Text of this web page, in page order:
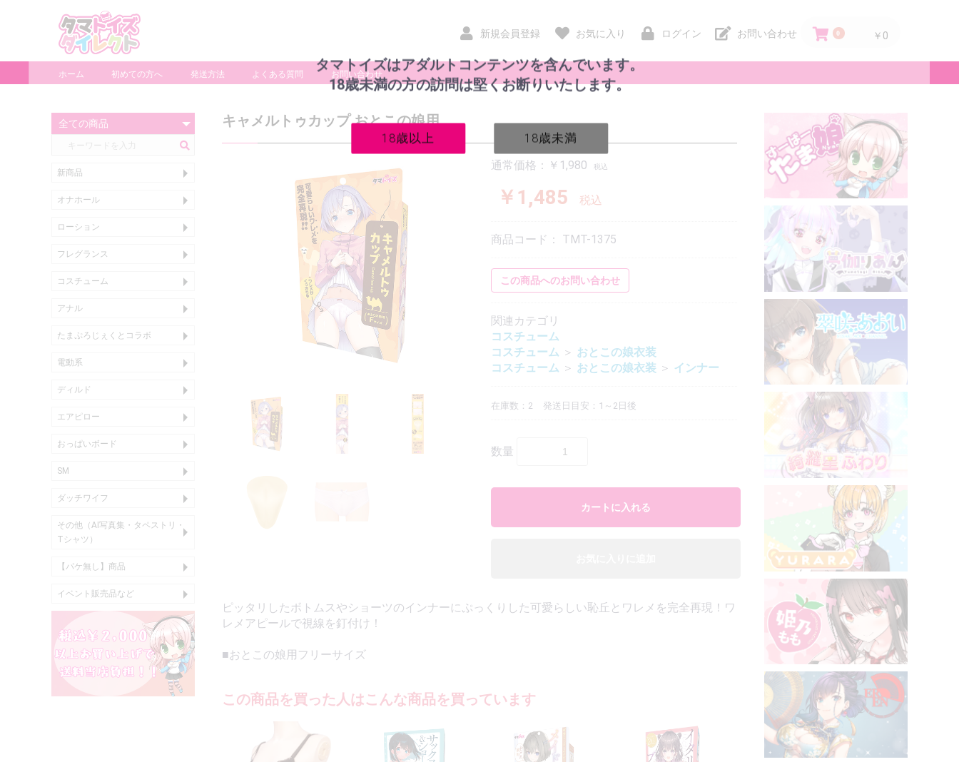
タマトイズはアダルトコンテンツを含んでいます。
18歳未満の方の訪問は堅くお断りいたします。
18歳以上 18歳未満
新規会員登録 お気に入り ログイン お問い合わせ 0 ￥0
ホーム 初めての方へ 発送方法 よくある質問 お問い合わせ
新商品
オナホール 小型、使い捨て、カップホール 非貫通
貫通
ローション
フレグランス
コスチューム ルームウェア
スポーツ系衣装
インナー
その他
アナル
たまぷろじぇくとコラボ
電動系
ディルド
エアピロー インサートエアピロー エアピロー本体
エアピロー用カバー
インサートエアピローDX エアピローDX本体
エアピローDX用カバー
ボディーピロー ボディーピロー本体
ボディーピロー用カバー
二股エアピロー 二股ピロー本体
二股ピロー用カバー
箱化エアピロー
インサートハグピロー ハグピロー本体
ハグピローカバー
おっぱいボード おっぱいボード、おっぱい
おっぱいボードカバー
SM
ダッチワイフ
その他（AI写真集・タペストリ・
Tシャツ）
【パケ無し】商品
イベント販売品など
キャメルトゥカップ おとこの娘用
通常価格：￥1,980 税込
￥1,485 税込
商品コード： TMT-1375
この商品へのお問い合わせ
関連カテゴリ
コスチューム
コスチューム ＞ おとこの娘衣装
コスチューム ＞ おとこの娘衣装 ＞ インナー
在庫数：2 発送日目安：1～2日後
数量
カートに入れる
ピッタリしたボトムスやショーツのインナーにぷっくりした可愛らしい恥丘とワレメを完全再現！ワ
レメアピールで視線を釘付け！
■おとこの娘用フリーサイズ
この商品を買った人はこんな商品を買っています